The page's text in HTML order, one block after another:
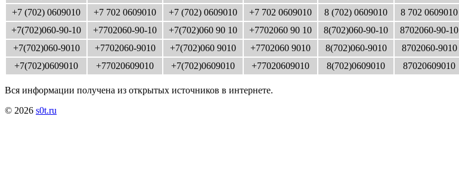
+7 (702) 0609010
+7 702 0609010 +7 (702) 0609010 +7 702 0609010 8 (702) 0609010 8 702 0609010
+7(702)060-90-10
+7702060-90-10 +7(702)060 90 10 +7702060 90 10 8(702)060-90-10 8702060-90-10
+7(702)060-9010
+7702060-9010 +7(702)060 9010 +7702060 9010 8(702)060-9010 8702060-9010
+7(702)0609010
+77020609010 +7(702)0609010 +77020609010 8(702)0609010 87020609010
Вся информации получена из открытых источников в интернете.
© 2026 s0t.ru